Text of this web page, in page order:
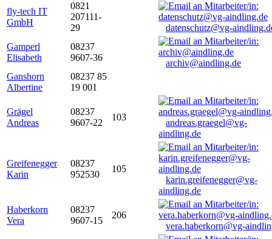
fly-tech IT
GmbH
0821
207111-
29
datenschutz@vg-
Gamperl
Elisabeth
08237
9607-36
archiv@aindling.de
Ganshorn
Albertine
08237 85
19 001
Grägel
Andreas
08237
9607-22
103
andreas.graegel@vg-
aindling.de
Greifenegger
Karin
08237
952530
105
karin.greifenegger@vg-
aindling.de
Haberkorn
Vera
08237
9607-15
206
vera.haberkorn@vg-